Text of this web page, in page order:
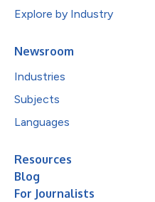
Explore by Industry
Newsroom
Industries
Subjects
Languages
Resources
Blog
For Journalists